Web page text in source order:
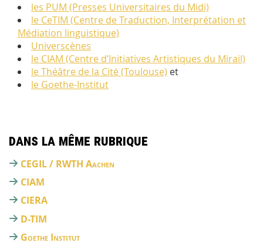
les PUM (Presses Universitaires du Midi)
le CeTIM (Centre de Traduction, Interprétation et
Médiation linguistique)
Universcènes
le CIAM (Centre d’Initiatives Artistiques du Mirail)
le Théâtre de la Cité (Toulouse) et
le Goethe-Institut
Dans la même rubrique
CEGIL / RWTH Aachen
CIAM
CIERA
D-TIM
Goethe Institut